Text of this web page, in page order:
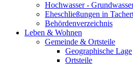
Hochwasser -
Eheschließungen in
Behördenverzeichnis
Leben & Wohnen
Gemeinde & Ortsteile
Geographische Lage
Ortsteile